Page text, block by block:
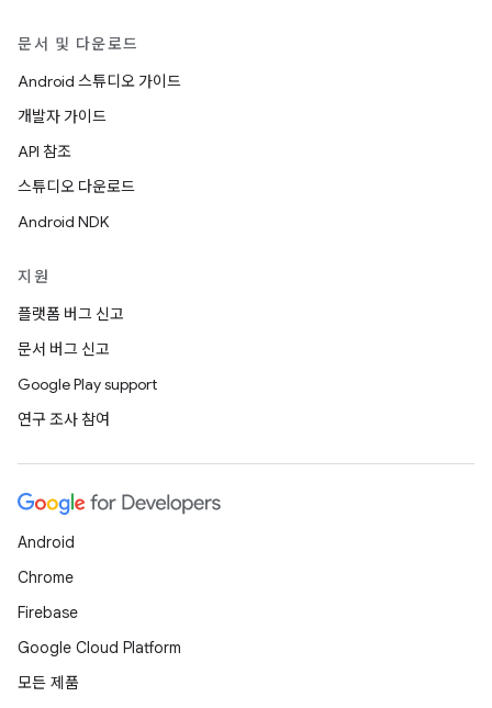
문서 및 다운로드
Android 스튜디오 가이드
개발자 가이드
API 참조
스튜디오 다운로드
Android NDK
지원
플랫폼 버그 신고
문서 버그 신고
Google Play support
연구 조사 참여
Android
Chrome
Firebase
Google Cloud Platform
모든 제품